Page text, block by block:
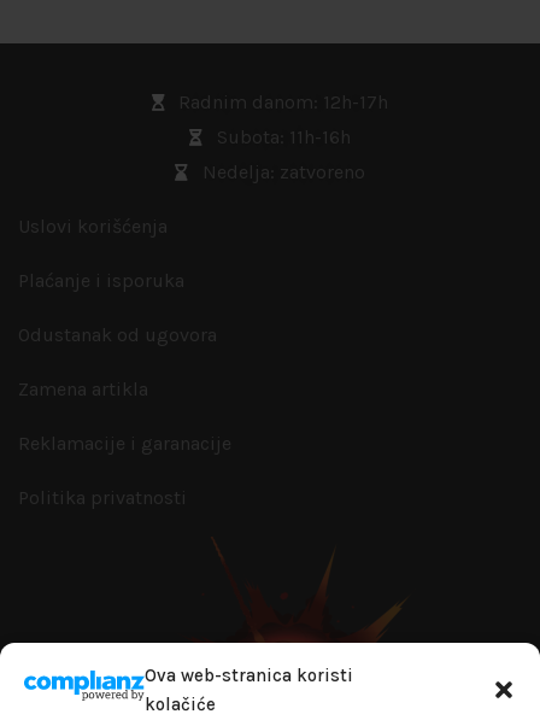
Ova web-stranica koristi
kolačiće
Radnim danom: 12h-17h
Subota: 11h-16h
Nedelja: zatvoreno
Uslovi korišćenja
Plaćanje i isporuka
Odustanak od ugovora
Zamena artikla
Reklamacije i garanacije
Politika privatnosti